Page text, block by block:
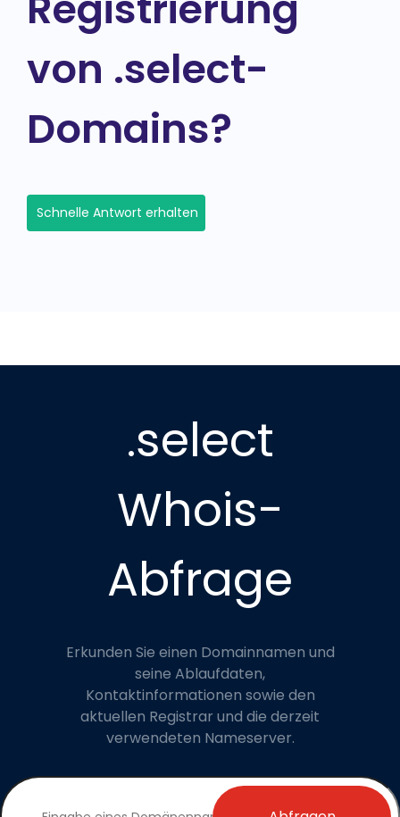
von .select-
Domains?
Schnelle Antwort erhalten
.select
Whois-
Abfrage
Erkunden Sie einen Domainnamen und
seine Ablaufdaten,
Kontaktinformationen sowie den
aktuellen Registrar und die derzeit
verwendeten Nameserver.